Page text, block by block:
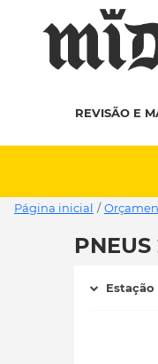
REVISÃO E
Página inicial /
Estação